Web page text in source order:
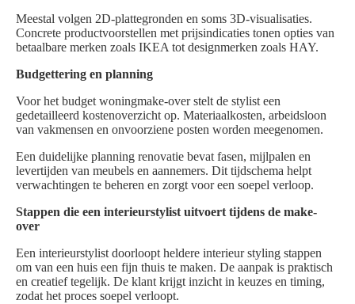
Meestal volgen 2D-plattegronden en soms 3D-visualisaties.
Concrete productvoorstellen met prijsindicaties tonen opties van
betaalbare merken zoals IKEA tot designmerken zoals HAY.
Budgettering en planning
Voor het budget woningmake-over stelt de stylist een
gedetailleerd kostenoverzicht op. Materiaalkosten, arbeidsloon
van vakmensen en onvoorziene posten worden meegenomen.
Een duidelijke planning renovatie bevat fasen, mijlpalen en
levertijden van meubels en aannemers. Dit tijdschema helpt
verwachtingen te beheren en zorgt voor een soepel verloop.
Stappen die een interieurstylist uitvoert tijdens de make-
over
Een interieurstylist doorloopt heldere interieur styling stappen
om van een huis een fijn thuis te maken. De aanpak is praktisch
en creatief tegelijk. De klant krijgt inzicht in keuzes en timing,
zodat het proces soepel verloopt.